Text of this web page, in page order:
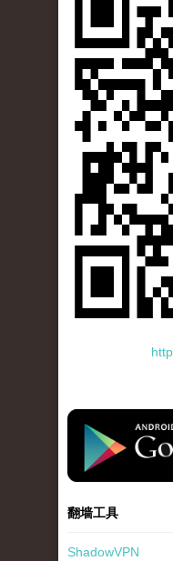
standard-
翻墙工具
ShadowVPN